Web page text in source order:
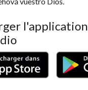
l'application